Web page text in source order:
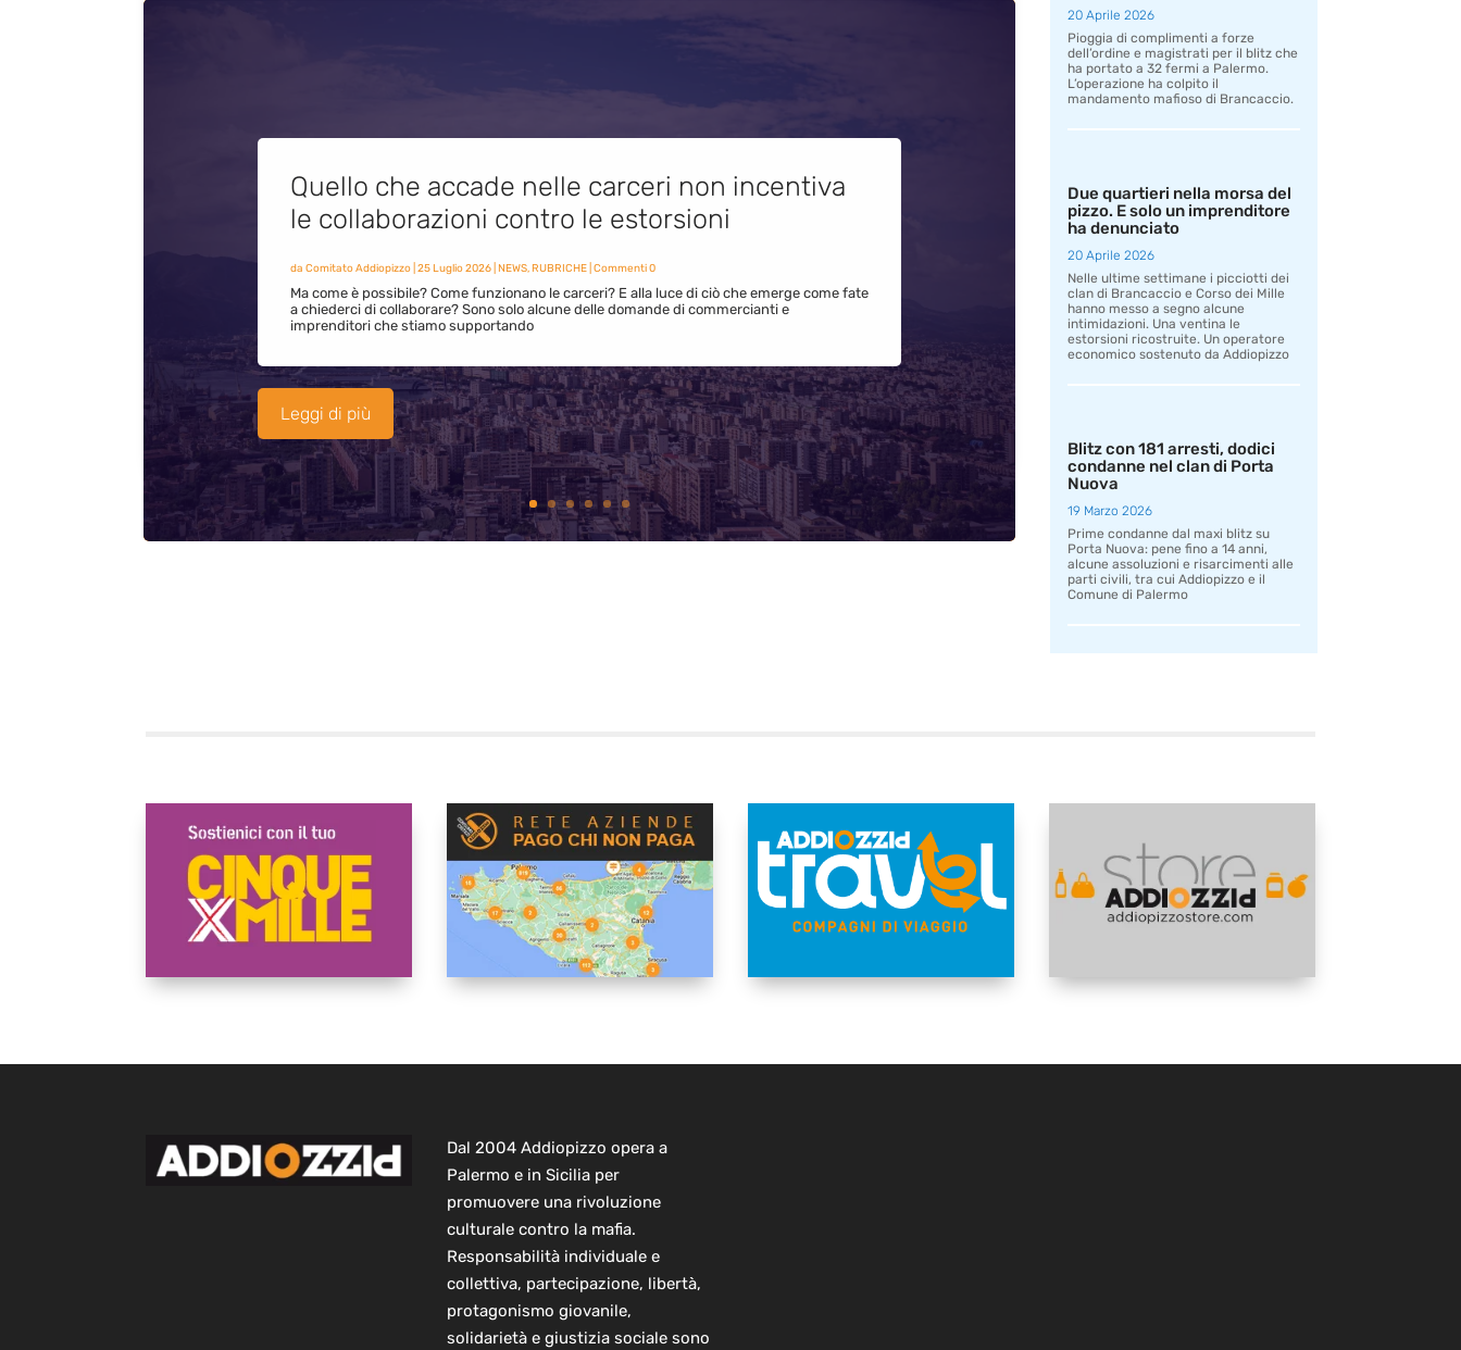
Quello che accade nelle carceri non incentiva
le collaborazioni contro le estorsioni
da Comitato Addiopizzo| 25 Luglio 2026| NEWS,RUBRICHE| Commenti 0
Ma come è possibile? Come funzionano le carceri? E alla luce di ciò che emerge come fate
a chiederci di collaborare? Sono solo alcune delle domande di commercianti e
imprenditori che stiamo supportando
Leggi di più
20 Aprile 2026
Pioggia di complimenti a forze
dell’ordine e magistrati per il blitz che
ha portato a 32 fermi a Palermo.
L’operazione ha colpito il
mandamento mafioso di Brancaccio.
Due quartieri nella morsa del
pizzo. E solo un imprenditore
ha denunciato
20 Aprile 2026
Nelle ultime settimane i picciotti dei
clan di Brancaccio e Corso dei Mille
hanno messo a segno alcune
intimidazioni. Una ventina le
estorsioni ricostruite. Un operatore
economico sostenuto da Addiopizzo
Blitz con 181 arresti, dodici
condanne nel clan di Porta
Nuova
19 Marzo 2026
Prime condanne dal maxi blitz su
Porta Nuova: pene fino a 14 anni,
alcune assoluzioni e risarcimenti alle
parti civili, tra cui Addiopizzo e il
Comune di Palermo
Dal 2004 Addiopizzo opera a
Palermo e in Sicilia per
promuovere una rivoluzione
culturale contro la mafia.
Responsabilità individuale e
collettiva, partecipazione, libertà,
protagonismo giovanile,
solidarietà e giustizia sociale sono